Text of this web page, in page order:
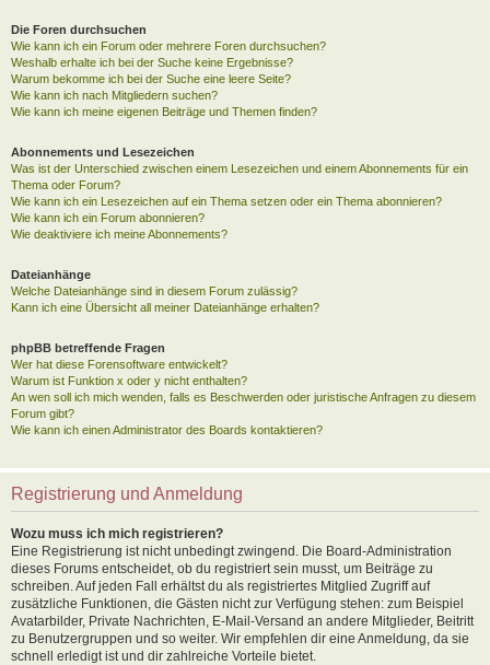
Die Foren durchsuchen
Wie kann ich ein Forum oder mehrere Foren durchsuchen?
Weshalb erhalte ich bei der Suche keine Ergebnisse?
Warum bekomme ich bei der Suche eine leere Seite?
Wie kann ich nach Mitgliedern suchen?
Wie kann ich meine eigenen Beiträge und Themen finden?
Abonnements und Lesezeichen
Was ist der Unterschied zwischen einem Lesezeichen und einem Abonnements für ein
Thema oder Forum?
Wie kann ich ein Lesezeichen auf ein Thema setzen oder ein Thema abonnieren?
Wie kann ich ein Forum abonnieren?
Wie deaktiviere ich meine Abonnements?
Dateianhänge
Welche Dateianhänge sind in diesem Forum zulässig?
Kann ich eine Übersicht all meiner Dateianhänge erhalten?
phpBB betreffende Fragen
Wer hat diese Forensoftware entwickelt?
Warum ist Funktion x oder y nicht enthalten?
An wen soll ich mich wenden, falls es Beschwerden oder juristische Anfragen zu diesem
Forum gibt?
Wie kann ich einen Administrator des Boards kontaktieren?
Registrierung und Anmeldung
Wozu muss ich mich registrieren?
Eine Registrierung ist nicht unbedingt zwingend. Die Board-Administration
dieses Forums entscheidet, ob du registriert sein musst, um Beiträge zu
schreiben. Auf jeden Fall erhältst du als registriertes Mitglied Zugriff auf
zusätzliche Funktionen, die Gästen nicht zur Verfügung stehen: zum Beispiel
Avatarbilder, Private Nachrichten, E-Mail-Versand an andere Mitglieder, Beitritt
zu Benutzergruppen und so weiter. Wir empfehlen dir eine Anmeldung, da sie
schnell erledigt ist und dir zahlreiche Vorteile bietet.